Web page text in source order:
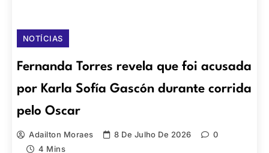
NOTÍCIAS
Fernanda Torres revela que foi acusada
por Karla Sofía Gascón durante corrida
pelo Oscar
Adailton Moraes 8 De Julho De 2026
0
4 Mins